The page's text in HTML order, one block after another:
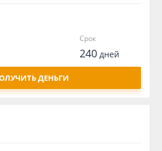
Срок
240дней
ДЕНЬГИ